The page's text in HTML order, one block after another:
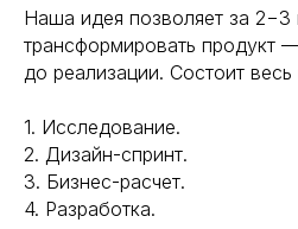
Наша идея позволяет за 2−3
трансформировать продукт
до реализации. Состоит весь
1. Исследование.
2. Дизайн-спринт.
3. Бизнес-расчет.
4. Разработка.